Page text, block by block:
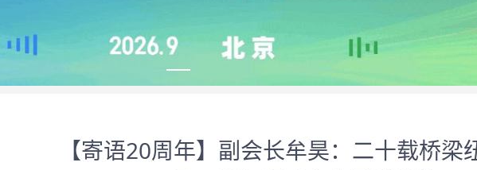
【寄语20周年】副会长牟昊：二十载桥梁